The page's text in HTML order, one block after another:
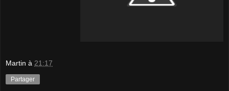
Martin à 21:17
Partager